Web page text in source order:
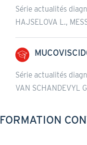
Série actualités
HAJSELOVA L.,
Série actualités
VAN SCHANDEVYL
FORMATION